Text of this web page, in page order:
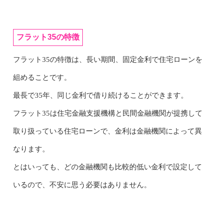
フラット35の特徴
フラット35の特徴は、長い期間、固定金利で住宅ローンを
組めることです。
最長で35年、同じ金利で借り続けることができます。
フラット35は住宅金融支援機構と民間金融機関が提携して
取り扱っている住宅ローンで、金利は金融機関によって異
なります。
とはいっても、どの金融機関も比較的低い金利で設定して
いるので、不安に思う必要はありません。